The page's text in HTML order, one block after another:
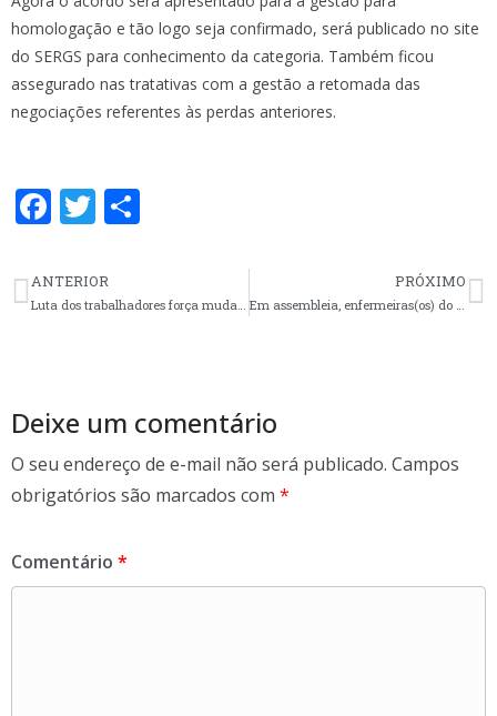
homologação e tão logo seja confirmado, será publicado no site
do SERGS para conhecimento da categoria. Também ficou
assegurado nas tratativas com a gestão a retomada das
negociações referentes às perdas anteriores.
F
e
b
k
T
itt
er e
ANTERIOR
Luta dos trabalhadores força mudanças na gestão em São Lourenço do Sul
PRÓXIMO
Em assembleia, enfermeiras(os) do Hospital de Tramandaí aprovam acordo e dialogam com a direção do SERGS
Deixe um comentário
O seu endereço de e-mail não será publicado. Campos
obrigatórios são marcados com *
Comentário *